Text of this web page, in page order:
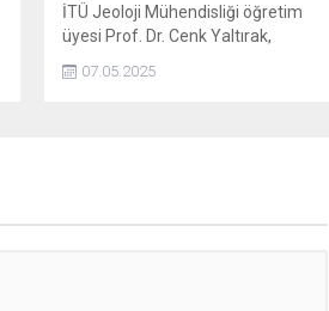
İTÜ Jeoloji Mühendisliği öğretim
üyesi Prof. Dr. Cenk Yaltırak,
büyüklüğündeki depremi
paylaştı.
07.05.2025